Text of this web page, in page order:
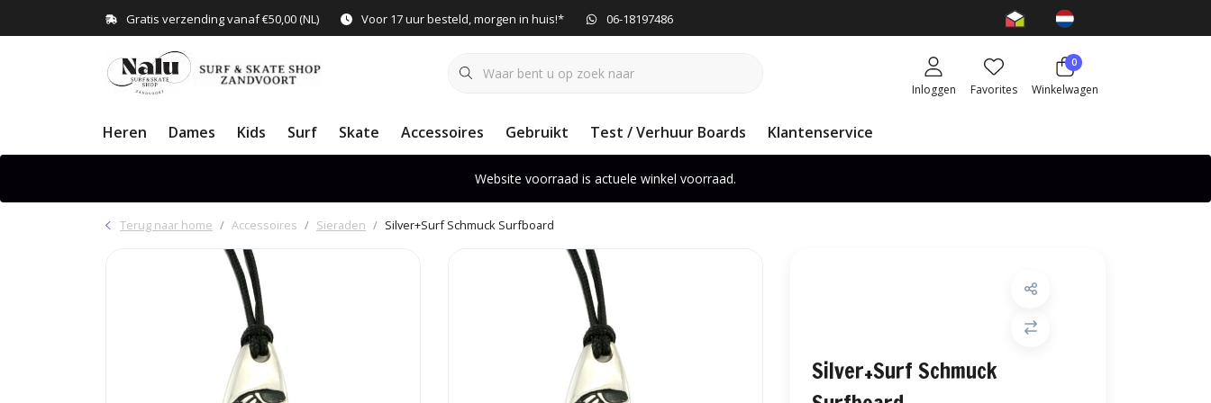
Gratis verzending vanaf €50,00 (NL) Voor 17 uur besteld, morgen in huis!* 06-18197486
Inloggen Favorites
0
Winkelwagen
Heren Dames Kids Surf Skate Accessoires Gebruikt Test / Verhuur Boards Klantenservice
Website voorraad is actuele winkel voorraad.
Terug naar home Accessoires Sieraden Silver+Surf Schmuck Surfboard
Silver+Surf Schmuck